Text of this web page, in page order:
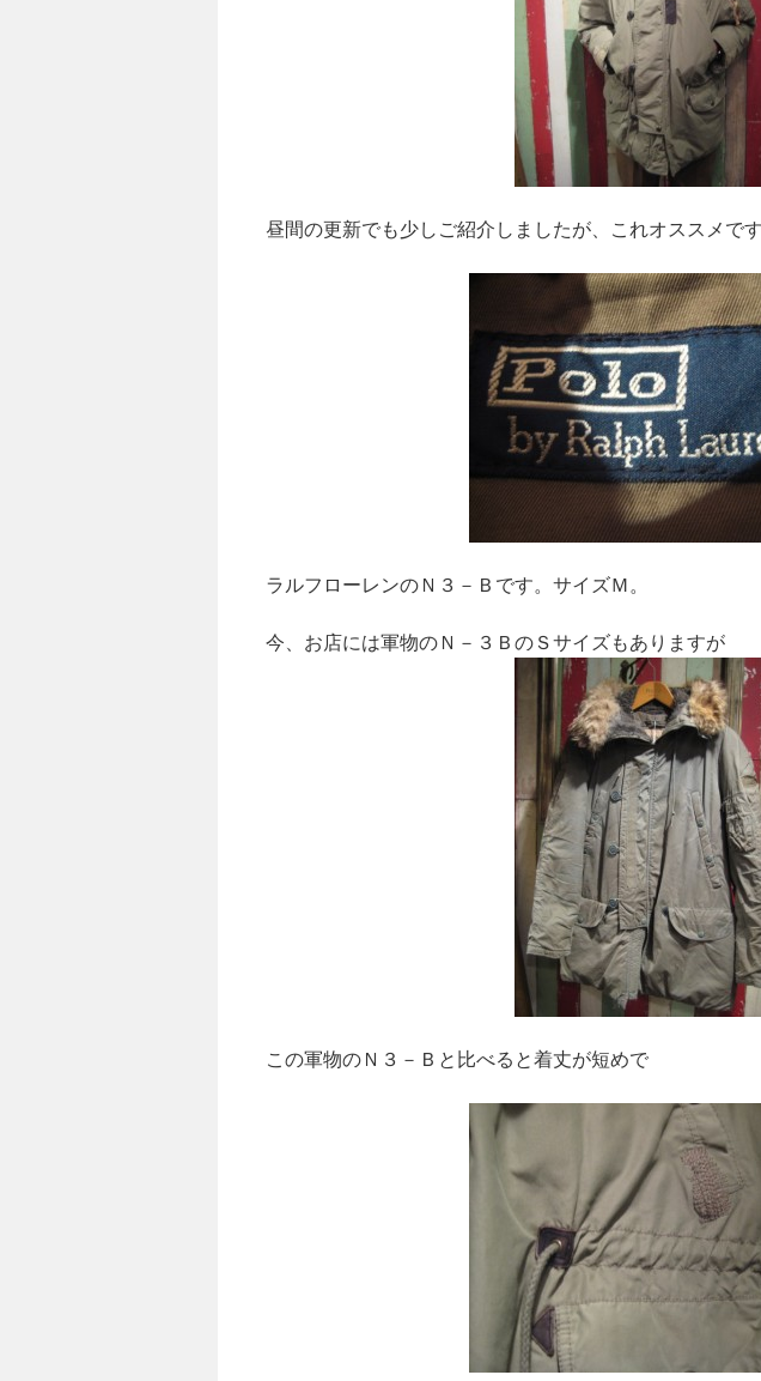
昼間の更新でも少しご紹介しましたが、これオススメです
ラルフローレンのＮ３－Ｂです。サイズＭ。
今、お店には軍物のＮ－３ＢのＳサイズもありますが
この軍物のＮ３－Ｂと比べると着丈が短めで